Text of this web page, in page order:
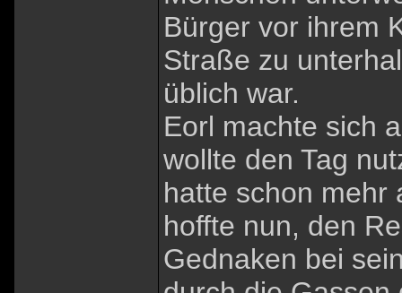
Bürger vor ihrem
Straße zu
üblich war.
Eorl machte sich
wollte den Tag
hatte schon mehr
hoffte nun, den
Gednaken bei